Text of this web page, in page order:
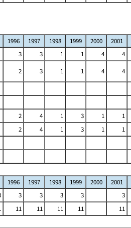
1996 1997 1998 1999 2000 2001
3 3 1 1 4 4
2 3 1 1 4 4
2 4 1 3 1 1
2 4 1 3 1 1
1996 1997 1998 1999 2000 2001
3 3 3 3 3
11 11 11 11 11